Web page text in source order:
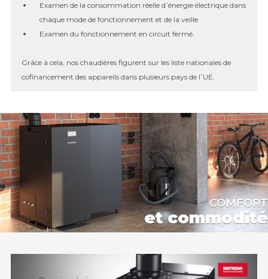
Examen de la consommation réelle d᾿énergie électrique dans
chaque mode de fonctionnement et de la veille
Examen du fonctionnement en circuit fermé.
Grâce à cela, nos chaudières figurent sur les liste nationales de
cofinancement des appareils dans plusieurs pays de l᾿UE.
COMFORT
et commodité